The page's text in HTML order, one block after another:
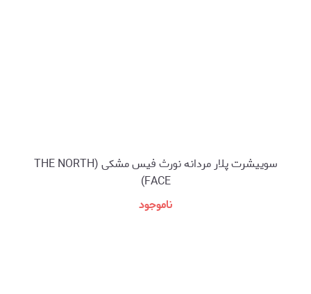
سوییشرت پلار مردانه نورث فیس مشکی (THE NORTH
FACE)
ناموجود